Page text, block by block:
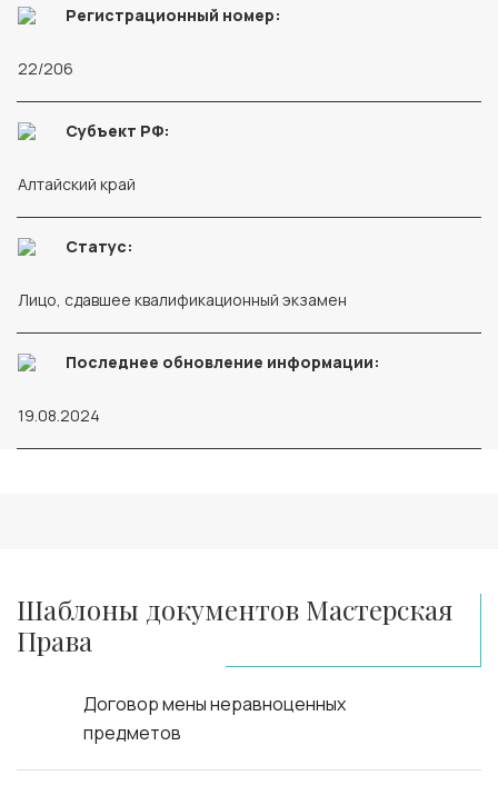
Регистрационный номер:
22/206
Субъект РФ:
Алтайский край
Статус:
Лицо, сдавшее квалификационный экзамен
Последнее обновление информации:
19.08.2024
Шаблоны документов Мастерская
Права
Договор мены неравноценных
предметов